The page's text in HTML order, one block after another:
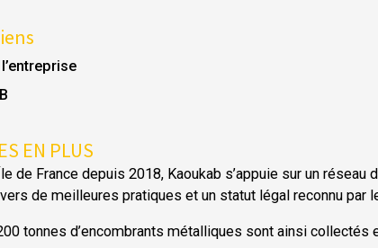
EN PLUS
de France depuis 2018, Kaoukab s’appuie sur un réseau
de meilleures pratiques et un statut légal reconnu par
tonnes d’encombrants métalliques sont ainsi